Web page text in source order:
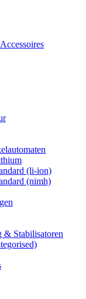
(li-ion)
(nimh)
& Stabilisatoren